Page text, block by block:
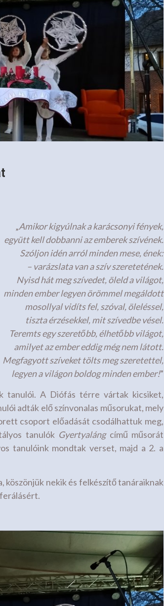
„Amikor kigyúlnak a karácsonyi fények,
együtt kell dobbanni az emberek szívének.
Szóljon idén arról minden mese, ének:
– varázslata van a szív szeretetének.
Nyisd hát meg szívedet, öleld a világot,
minden ember legyen örömmel megáldott
mosollyal vidíts fel, szóval, öleléssel,
tiszta érzésekkel, mit szívedbe vésel.
Teremts egy szeretőbb, élhetőbb világot,
amilyet az ember eddig még nem látott.
Megfagyott szíveket tölts meg szeretettel,
legyen a világon boldog minden ember!”
tanulói. A Diófás térre vártak kicsiket,
adták elő színvonalas műsorukat, mely
csoport előadását csodálhattuk meg,
tanulók Gyertyalángcímű műsorát
tanulóink mondtak verset, majd a 2. a
köszönjük nekik és felkészítő tanáraiknak